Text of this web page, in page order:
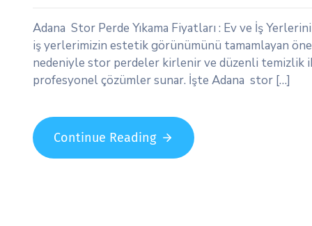
Adana Stor Perde Yıkama Fiyatları : Ev ve İş
iş yerlerimizin estetik görünümünü tamamlayan
nedeniyle stor perdeler kirlenir ve düzenli temizlik
profesyonel çözümler sunar. İşte Adana stor […]
Continue Reading